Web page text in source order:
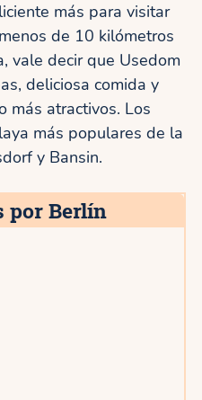
más para visitar
de 10 kilómetros
vale decir que Usedom
deliciosa comida y
más atractivos. Los
más populares de la
y Bansin.
por Berlín